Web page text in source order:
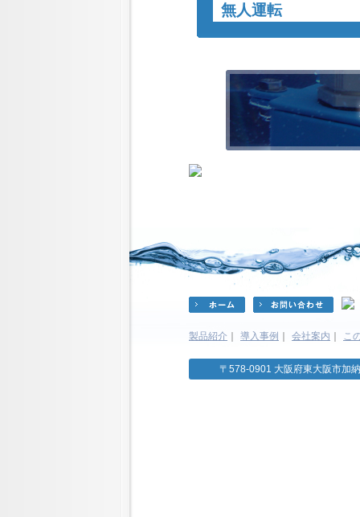
無人運転
製品紹介 ｜ 導入事例 ｜ 会社案内 ｜ こ
〒578-0901 大阪府東大阪市加